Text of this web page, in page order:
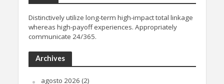
Distinctively utilize long-term high-impact total linkage
whereas high-payoff experiences. Appropriately
communicate 24/365.
Archives
agosto 2026 (2)